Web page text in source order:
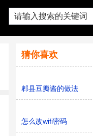
猜你喜欢
郫县豆瓣酱的做法
怎么改wifi密码